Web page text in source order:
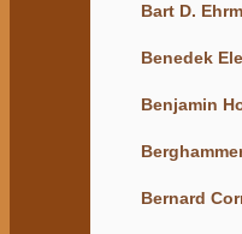
Bart D.
Benedek
Benjamin
Bernard